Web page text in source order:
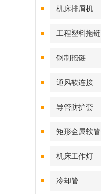
机床排屑机
工程塑料拖链
钢制拖链
通风软连接
导管防护套
矩形金属软管
机床工作灯
冷却管